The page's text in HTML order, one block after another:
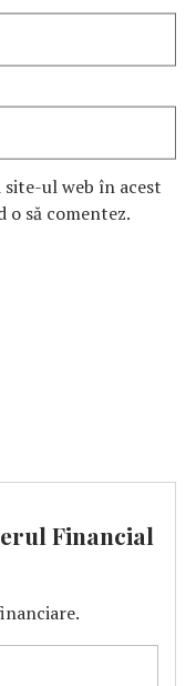
site-ul web în acest
să comentez.
Financial